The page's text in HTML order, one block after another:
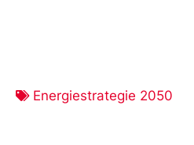
Energiestrategie 2050